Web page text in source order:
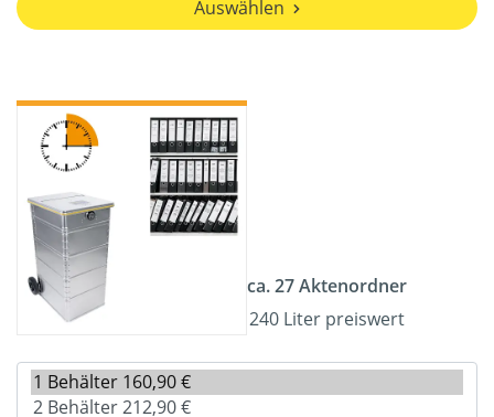
Auswählen
ca. 27 Aktenordner
240 Liter preiswert